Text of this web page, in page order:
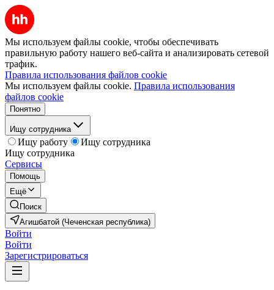
Мы используем файлы cookie, чтобы обеспечивать
правильную работу нашего веб-сайта и анализировать сетевой
трафик.
Правила использования файлов cookie
Мы используем файлы cookie. Правила использования
файлов cookie
Понятно
Ищу сотрудника
Ищу работу
Ищу сотрудника
Ищу сотрудника
Сервисы
Помощь
Ещё
Поиск
Агишбатой (Чеченская республика)
Войти
Войти
Зарегистрироваться